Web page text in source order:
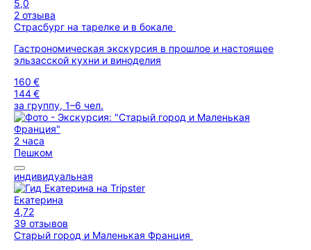
5,0
2 отзыва
Страсбург на тарелке и в бокале
Гастрономическая экскурсия в прошлое и настоящее
эльзасской кухни и виноделия
160 €
144 €
за группу, 1–6 чел.
2 часа
Пешком
индивидуальная
Екатерина
4,72
39 отзывов
Старый город и Маленькая Франция